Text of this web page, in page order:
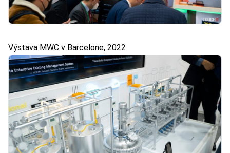
Výstava MWC v Barcelone, 2022